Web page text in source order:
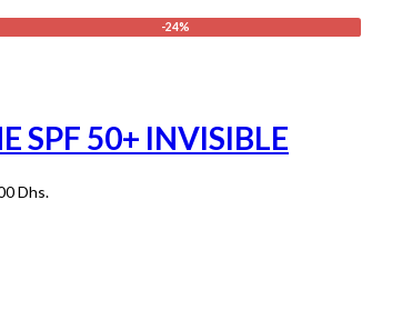
-24%
SPF 50+ INVISIBLE
Dhs.